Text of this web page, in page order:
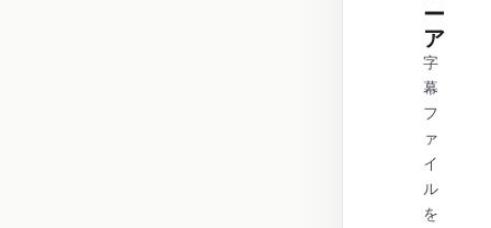
ー
ア
字
幕
フ
ァ
イ
ル
を